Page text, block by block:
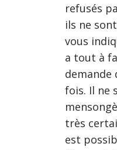
refusés
ils ne
vous
a tout à
demande
fois. Il ne
très
est